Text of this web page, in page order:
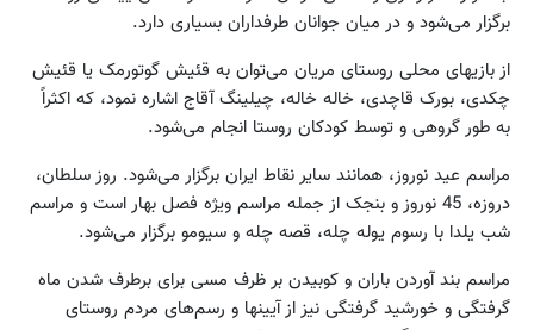
برگزار می‏‌شود و در میان جوانان طرفداران بسیاری دارد.
از بازی‏های محلی روستای مریان می‌‏توان به قئیش گوتورمک یا قئیش
چکدی، بورک قاچدی، خاله خاله، چیلینگ آقاج اشاره نمود، که اکثراً
به طور گروهی و توسط کودکان روستا انجام می‏‌شود.
مراسم عید نوروز، همانند سایر نقاط ایران برگزار می‏‌شود. روز سلطان،
دروزه، 45 نوروز و بنجک از جمله مراسم ویژه فصل بهار است و مراسم
شب یلدا با رسوم یوله چله، قصه چله و سیومو برگزار می‏‌شود.
مراسم بند آوردن باران و کوبیدن بر ظرف مسی برای برطرف شدن ماه
گرفتگی و خورشید گرفتگی نیز از آیین‏ها و رسم‏‌های مردم روستای